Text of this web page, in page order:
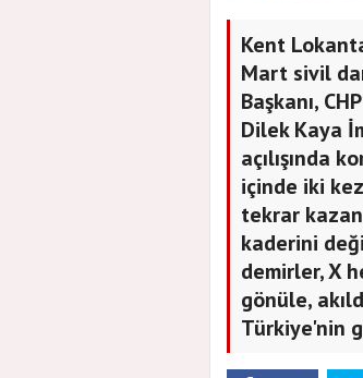
Kent
Mart sivil
Başkanı,
Dilek Kaya
açılışında
içinde iki
tekrar
kaderini
demirler, X
gönüle,
Türkiye'nin